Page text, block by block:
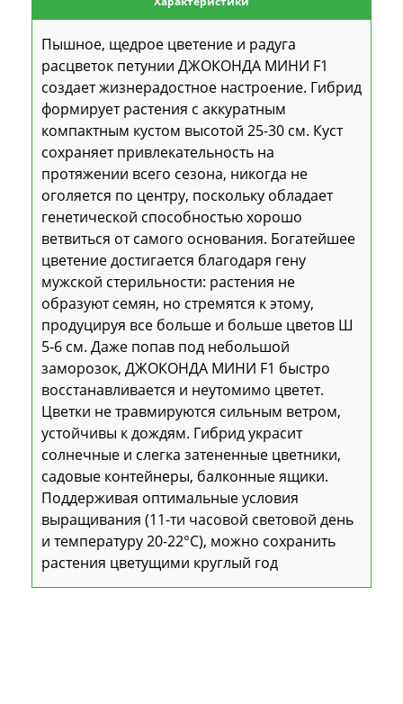
Пышное, щедрое цветение и радуга
расцветок петунии ДЖОКОНДА МИНИ F1
создает жизнерадостное настроение. Гибрид
формирует растения с аккуратным
компактным кустом высотой 25-30 см. Куст
сохраняет привлекательность на
протяжении всего сезона, никогда не
оголяется по центру, поскольку обладает
генетической способностью хорошо
ветвиться от самого основания. Богатейшее
цветение достигается благодаря гену
мужской стерильности: растения не
образуют семян, но стремятся к этому,
продуцируя все больше и больше цветов Ш
5-6 см. Даже попав под небольшой
заморозок, ДЖОКОНДА МИНИ F1 быстро
восстанавливается и неутомимо цветет.
Цветки не травмируются сильным ветром,
устойчивы к дождям. Гибрид украсит
солнечные и слегка затененные цветники,
садовые контейнеры, балконные ящики.
Поддерживая оптимальные условия
выращивания (11-ти часовой световой день
и температуру 20-22°С), можно сохранить
растения цветущими круглый год